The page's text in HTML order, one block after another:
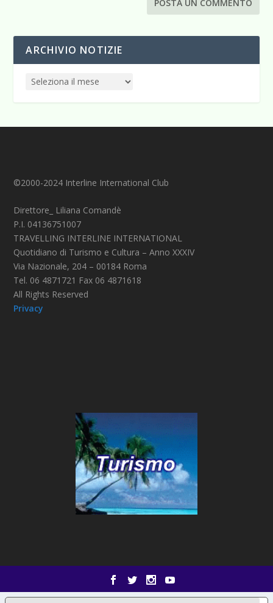
ARCHIVIO NOTIZIE
©2000-2024 Interline International Club
Direttore_ Liliana Comandè
P.I. 04136751007
TRAVELLING INTERLINE INTERNATIONAL
Quotidiano di Turismo e Cultura – Anno XXXIV
Via Nazionale, 204 – 00184 Roma
Tel. 06 4871721 Fax 06 4871618
All Rights Reserved
Privacy